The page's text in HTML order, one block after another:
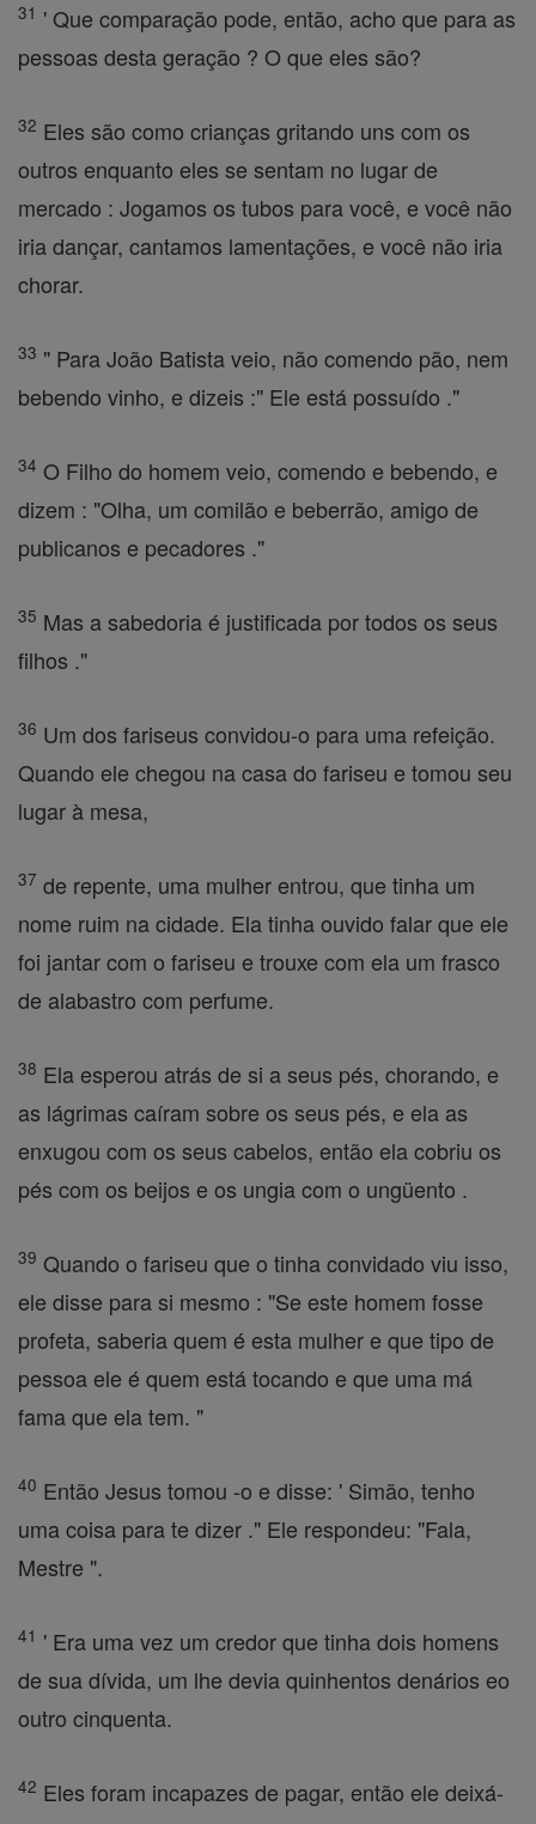
31 ' Que comparação pode, então, acho que para as
pessoas desta geração ? O que eles são?
32 Eles são como crianças gritando uns com os
outros enquanto eles se sentam no lugar de
mercado : Jogamos os tubos para você, e você não
iria dançar, cantamos lamentações, e você não iria
chorar.
33 " Para João Batista veio, não comendo pão, nem
bebendo vinho, e dizeis :" Ele está possuído ."
34 O Filho do homem veio, comendo e bebendo, e
dizem : "Olha, um comilão e beberrão, amigo de
publicanos e pecadores ."
35 Mas a sabedoria é justificada por todos os seus
filhos ."
36 Um dos fariseus convidou-o para uma refeição.
Quando ele chegou na casa do fariseu e tomou seu
lugar à mesa,
37 de repente, uma mulher entrou, que tinha um
nome ruim na cidade. Ela tinha ouvido falar que ele
foi jantar com o fariseu e trouxe com ela um frasco
de alabastro com perfume.
38 Ela esperou atrás de si a seus pés, chorando, e
as lágrimas caíram sobre os seus pés, e ela as
enxugou com os seus cabelos, então ela cobriu os
pés com os beijos e os ungia com o ungüento .
39 Quando o fariseu que o tinha convidado viu isso,
ele disse para si mesmo : "Se este homem fosse
profeta, saberia quem é esta mulher e que tipo de
pessoa ele é quem está tocando e que uma má
fama que ela tem. "
40 Então Jesus tomou -o e disse: ' Simão, tenho
uma coisa para te dizer ." Ele respondeu: "Fala,
Mestre ".
41 ' Era uma vez um credor que tinha dois homens
de sua dívida, um lhe devia quinhentos denários eo
outro cinquenta.
42 Eles foram incapazes de pagar, então ele deixá-